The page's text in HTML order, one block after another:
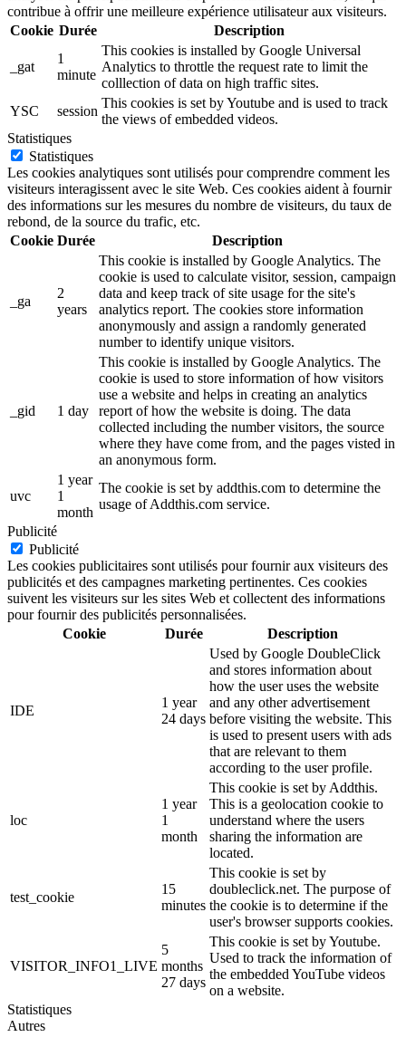
contribue à offrir une meilleure expérience utilisateur aux visiteurs.
Cookie Durée Description
_gat
1
minute
This cookies is installed by Google Universal
Analytics to throttle the request rate to limit the
colllection of data on high traffic sites.
YSC
session
This cookies is set by Youtube and is used to track
the views of embedded videos.
Statistiques
Statistiques
Les cookies analytiques sont utilisés pour comprendre comment les
visiteurs interagissent avec le site Web. Ces cookies aident à fournir
des informations sur les mesures du nombre de visiteurs, du taux de
rebond, de la source du trafic, etc.
Cookie Durée Description
_ga
2
years
This cookie is installed by Google Analytics. The
cookie is used to calculate visitor, session, campaign
data and keep track of site usage for the site's
analytics report. The cookies store information
anonymously and assign a randomly generated
number to identify unique visitors.
_gid 1 day
This cookie is installed by Google Analytics. The
cookie is used to store information of how visitors
use a website and helps in creating an analytics
report of how the website is doing. The data
collected including the number visitors, the source
where they have come from, and the pages visted in
an anonymous form.
uvc
1 year
1
month
The cookie is set by addthis.com to determine the
usage of Addthis.com service.
Publicité
Publicité
Les cookies publicitaires sont utilisés pour fournir aux visiteurs des
publicités et des campagnes marketing pertinentes. Ces cookies
suivent les visiteurs sur les sites Web et collectent des informations
pour fournir des publicités personnalisées.
Cookie
Durée Description
IDE
1 year
24 days
Used by Google DoubleClick
and stores information about
how the user uses the website
and any other advertisement
before visiting the website. This
is used to present users with ads
that are relevant to them
according to the user profile.
loc
1 year
1
month
This cookie is set by Addthis.
This is a geolocation cookie to
understand where the users
sharing the information are
located.
test_cookie
15
minutes
This cookie is set by
doubleclick.net. The purpose of
the cookie is to determine if the
user's browser supports cookies.
VISITOR_INFO1_LIVE
5
months
27 days
This cookie is set by Youtube.
Used to track the information of
the embedded YouTube videos
on a website.
Statistiques
Autres